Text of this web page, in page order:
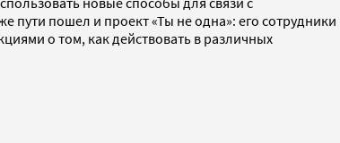
пути пошел и проект «Ты не одна»: его сотрудники
о том, как действовать в различных